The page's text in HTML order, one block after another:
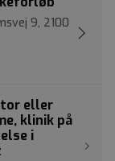
9, 2100
eller
klinik på
i